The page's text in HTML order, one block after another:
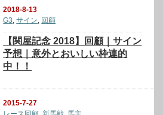
2018-8-13
G3,サイン, 回顧
【関屋記念 2018】回顧｜サイン
予想｜意外とおいしい枠連的
中！！
2015-7-27